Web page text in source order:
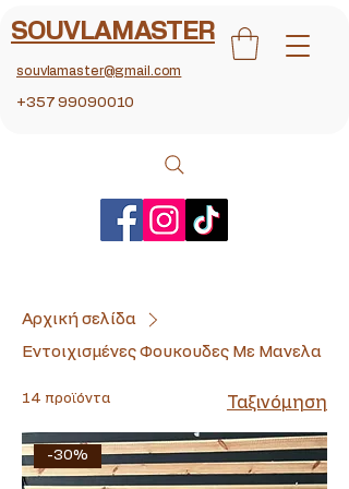
SOUVLAMASTER
souvlamaster@gmail.com
+357 99090010
Αρχική σελίδα
Εντοιχισμένες Φουκουδες Με Μανελα
14 προϊόντα Ταξινόμηση
-30%